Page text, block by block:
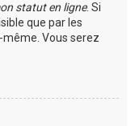
statut en ligne. Si
que par les
Vous serez